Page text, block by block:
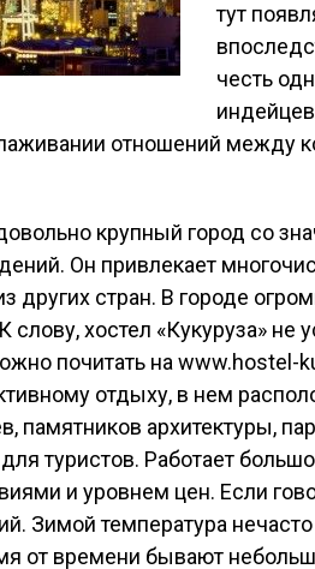
тут
честь
отношений между
крупный город со
Он привлекает
других стран. В городе
слову, хостел «Кукуруза» не
почитать на www.hostel-
отдыху, в нем
памятников архитектуры,
туристов. Работает
и уровнем цен. Если
Зимой температура
от времени бывают